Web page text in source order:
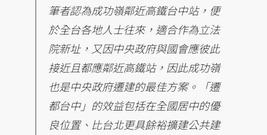
筆者認為成功嶺鄰近高鐵台中站，便
於全台各地人士往來，適合作為立法
院新址，又因中央政府與國會應彼此
接近且都應鄰近高鐵站，因此成功嶺
也是中央政府遷建的最佳方案。「遷
都台中」的效益包括在全國居中的優
良位置、比台北更具餘裕擴建公共建